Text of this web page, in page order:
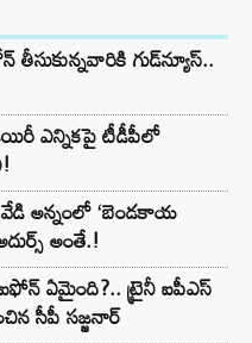
గుడ్‌న్యూస్..
ఎన్నికపై టీడీపీలో
వేడి అన్నంలో ‘బెండకాయ
అంతే.!
ఐఫోన్ ఏమైంది?.. ట్రైనీ ఐపీఎస్
సీపీ సజ్జనార్‌